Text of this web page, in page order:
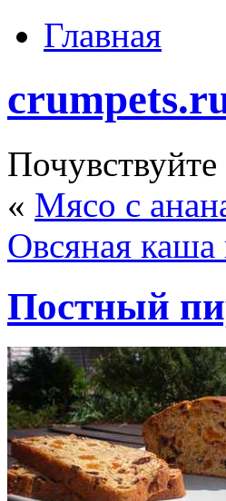
Главная
« Мясо с
Овсяная каша
Постный